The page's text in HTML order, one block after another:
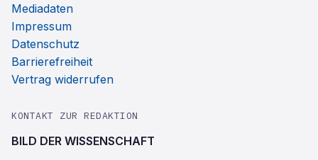
Mediadaten
Impressum
Datenschutz
Barrierefreiheit
Vertrag widerrufen
KONTAKT ZUR REDAKTION
BILD DER WISSENSCHAFT